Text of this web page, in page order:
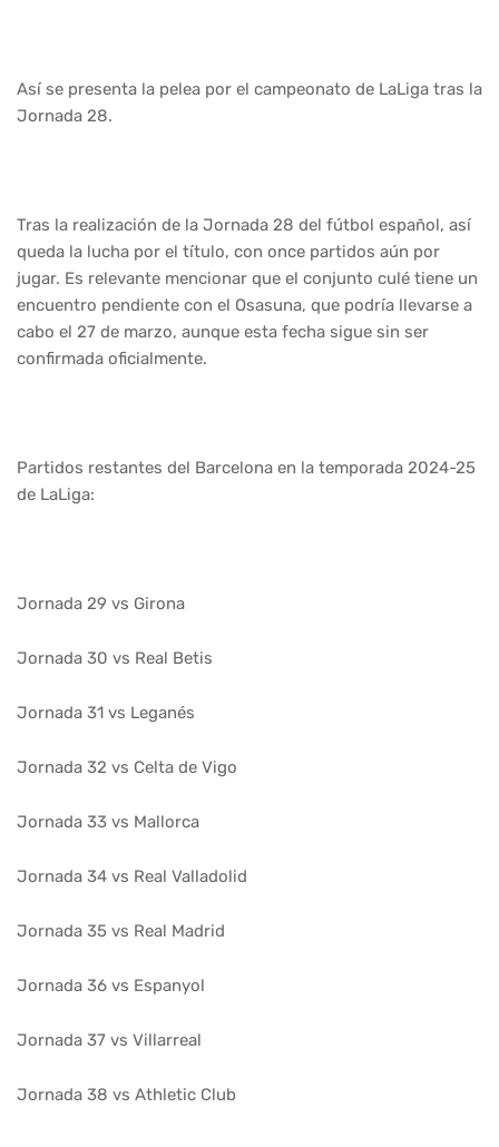
Así se presenta la pelea por el campeonato de LaLiga tras la
Jornada 28.
Tras la realización de la Jornada 28 del fútbol español, así
queda la lucha por el título, con once partidos aún por
jugar. Es relevante mencionar que el conjunto culé tiene un
encuentro pendiente con el Osasuna, que podría llevarse a
cabo el 27 de marzo, aunque esta fecha sigue sin ser
confirmada oficialmente.
Partidos restantes del Barcelona en la temporada 2024-25
de LaLiga:
Jornada 29 vs Girona
Jornada 30 vs Real Betis
Jornada 31 vs Leganés
Jornada 32 vs Celta de Vigo
Jornada 33 vs Mallorca
Jornada 34 vs Real Valladolid
Jornada 35 vs Real Madrid
Jornada 36 vs Espanyol
Jornada 37 vs Villarreal
Jornada 38 vs Athletic Club